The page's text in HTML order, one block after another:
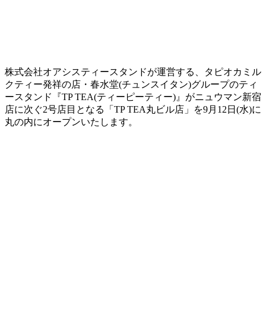
株式会社オアシスティースタンドが運営する、タピオカミル
クティー発祥の店・春水堂(チュンスイタン)グループのティ
ースタンド『TP TEA(ティーピーティー)』がニュウマン新宿
店に次ぐ2号店目となる「TP TEA丸ビル店」を9月12日(水)に
丸の内にオープンいたします。